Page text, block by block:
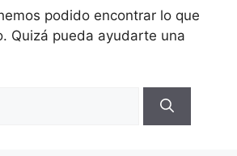
podido encontrar lo que
Quizá pueda ayudarte una